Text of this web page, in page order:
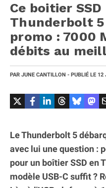
Ce boitier SSD
Thunderbolt 5
promo : 7000
débits au
PAR JUNE CANTILLON - PUBLIÉ LE 12
Le Thunderbolt 5
avec lui une question :
pour un boîtier SSD en
modèle USB-C suffit ?